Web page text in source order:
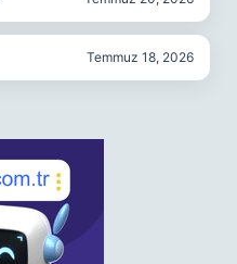
Temmuz 18, 2026